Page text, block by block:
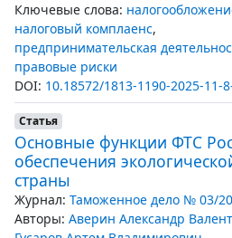
Ключевые слова:
налоговый комплаенс,
предпринимательская
правовые риски
DOI: 10.18572/1813-1190-2025-11-
Статья
Основные функции ФТС
обеспечения
страны
Журнал: Таможенное дело № 03/
Авторы: Аверин Александр